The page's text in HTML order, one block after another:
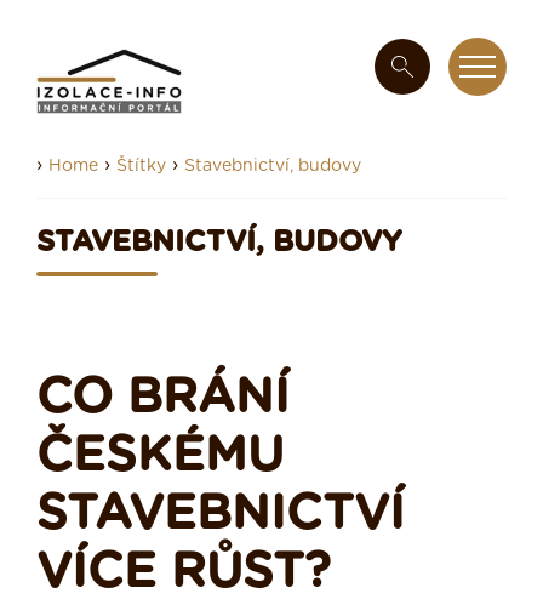
› Home › Štítky › Stavebnictví, budovy
STAVEBNICTVÍ, BUDOVY
CO BRÁNÍ
ČESKÉMU
STAVEBNICTVÍ
VÍCE RŮST?